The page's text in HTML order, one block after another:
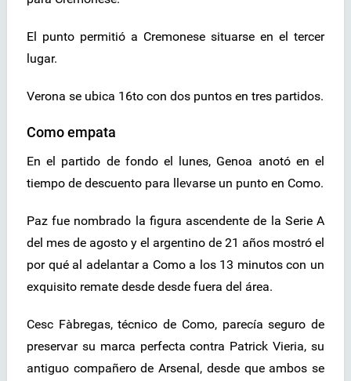
El punto permitió a Cremonese situarse en el tercer
lugar.
Verona se ubica 16to con dos puntos en tres partidos.
Como empata
En el partido de fondo el lunes, Genoa anotó en el
tiempo de descuento para llevarse un punto en Como.
Paz fue nombrado la figura ascendente de la Serie A
del mes de agosto y el argentino de 21 años mostró el
por qué al adelantar a Como a los 13 minutos con un
exquisito remate desde desde fuera del área.
Cesc Fàbregas, técnico de Como, parecía seguro de
preservar su marca perfecta contra Patrick Vieria, su
antiguo compañero de Arsenal, desde que ambos se